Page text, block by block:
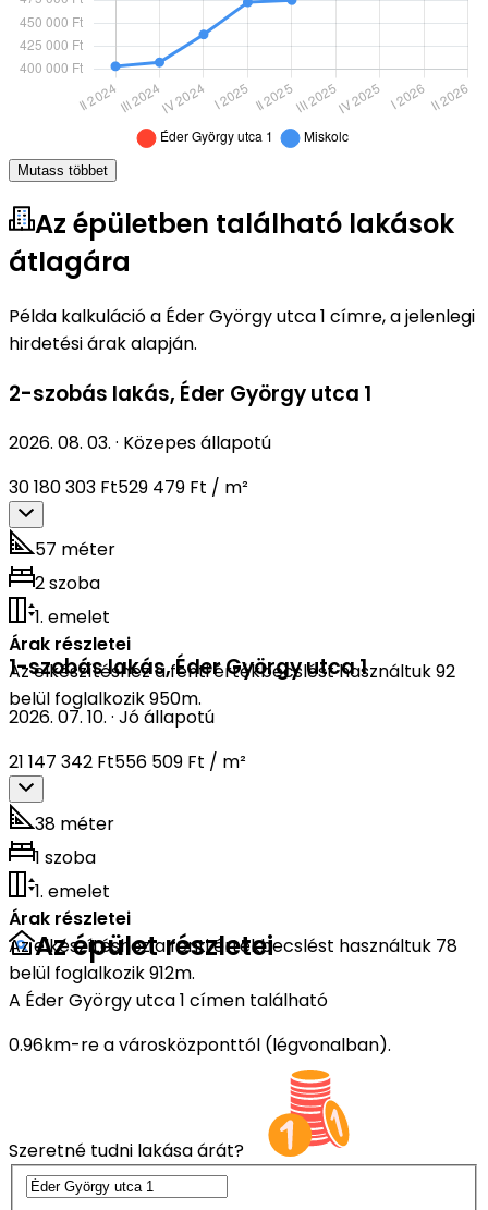
Mutass többet
Az épületben található lakások
átlagára
Példa kalkuláció a Éder György utca 1 címre, a jelenlegi
hirdetési árak alapján.
2-szobás lakás, Éder György utca 1
2026. 08. 03. · Közepes állapotú
30 180 303 Ft529 479 Ft / m²
57 méter
2 szoba
1. emelet
Árak részletei
Az elkészítéshez a fenti értékbecslést használtuk 92
belül foglalkozik 950m.
1-szobás lakás,Éder György utca 1
2026. 07. 10. · Jó állapotú
21 147 342 Ft556 509 Ft / m²
38 méter
1 szoba
1. emelet
Árak részletei
Az elkészítéshez a fenti értékbecslést használtuk 78
belül foglalkozik 912m.
Az épület részletei
A Éder György utca 1 címen található
0.96km-re a városközponttól (légvonalban).
Szeretné tudni lakása árát?